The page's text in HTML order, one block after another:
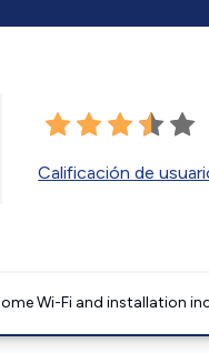
Calificación de
Wi-Fi and installation